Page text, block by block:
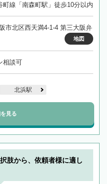
線「南森町駅」徒歩10分以内
市北区西天満4-1-4 第三大阪弁
地図
相談可
北浜駅
見る
肢から、依頼者様に適し